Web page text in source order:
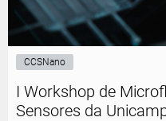
CCSNano
I Workshop de
Sensores da